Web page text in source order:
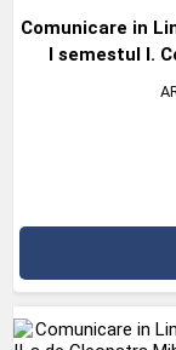
Comunicare in
I semestul I.